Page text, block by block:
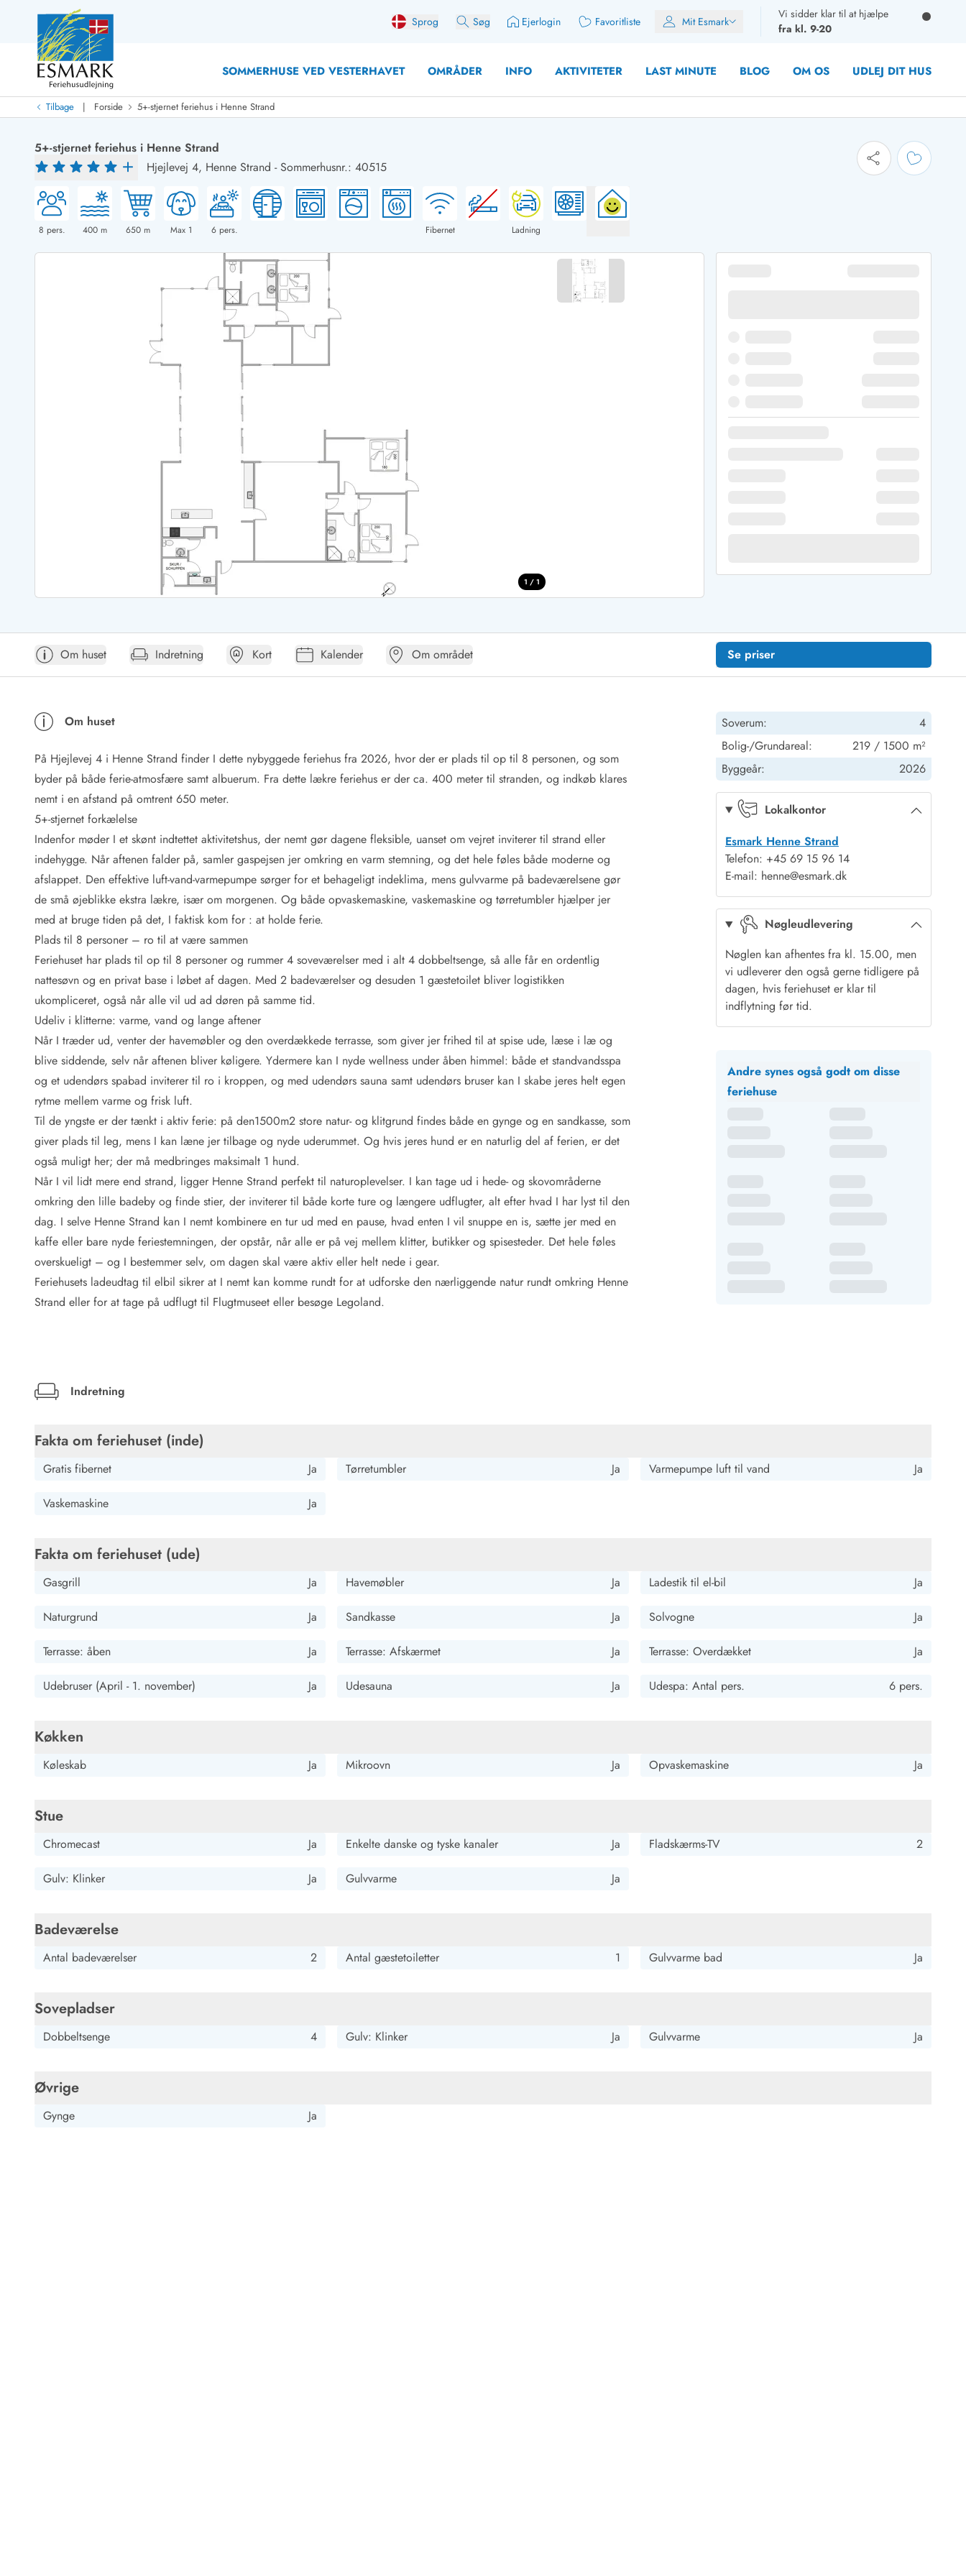
Sprog Søg Ejerlogin Favoritliste Mit Esmark
Vi sidder klar til at hjælpe
fra kl. 9-20
SOMMERHUSE VED VESTERHAVET OMRÅDER INFO AKTIVITETER LAST MINUTE BLOG OM OS UDLEJ DIT HUS
Last Minute
Last minute
Nyheder
Nyheder hos Esmark Med swimmingpoolSommerhuse med hund
Nyrenoverede sommerhuse
Sommerhuse med slutrengøring inklusive
Sommerhuse tæt ved vandet
Sommerhuse med søndagsskift
Sommerhuse med plads til fangsten
Feriehuse med brændeovn
Luksussommerhuse
Sommerhuse med ydersæsonrabat
Sommerhuse for 2 personer
Sommerhuse for 4 Personer
Sommerhuse for 8 Personer
Sommerhuse for 10 personer
Sommerhuse for 12 Personer
Sommerhuse for 14 Personer
Sommerhuse i påskeferien
Sommerhuse i sommerferien
Sommerhuse i efterårsferien
Sommerhuse i Blåvand Sommerhuse i Hvide Sande
Sommerhuse i Ho
Sommerhuse i Houstrup
Sommerhuse i Houvig
Sommerhus på Holmsland Klit
Sommerhuse på Holmsland
Sommerhuse i Hvide Sande
Sommerhuse i Jegum
Sommerhuse i Klegod
Esmark VIP partnerfordele
Sommerhus ABC
Forbrugsafregning (Strøm, vand...)
Lån og lej
Rengøring
Gavekort
Book tidligt
Lejebetingelser
Vejret i Danmark
Sæsontider
Baderegler
Naturbeskyttelse
Webcam
Fotokonkurrence
Fordele hos os
Esmark Rejsecurity
Esmark KidsVIP
Esmark VIP: Fordele og rabataftaler
Prisgaranti
Ingen depositum
Gæsteanmeldelser
Gratis WiFi i ferieområdet
We love people!
Fritidsaktiviteter
Esmark VIP partnerfordele
Esmark KidsVIP
LEGOLAND® rabat
Ferie med børn
Ferie med hund
Ferie ved stranden
Naturoplevelser
Rav - find det selv langs Vesterhavet
Bowling
Minigolf i Vestjylland
Golfferie i sommerhus
Fitness og træning
Cykelferie
Sejlads langs Vestkysten
Historiske museer
Kunsthåndværk og gallerier
Sandskulpturfestival
Vikingetiden i Danmark
Kontakt Bjerregård Kontakt Fanø Kontakt Blåvand Kontakt Hvide SandeBaglandet
Bæredygtighed
Nyhedsbrev
Lejebetingelser
Job hos Esmark
Tilbage | Forside 5+-stjernet feriehus i Henne Strand
5+-stjernet feriehus i Henne Strand
Hjejlevej 4, Henne Strand -Sommerhusnr.: 40515
8 pers. 400 m 650 m Max 1 6pers. Fibernet Ladning
1 / 1
Om huset Indretning Kort Kalender Om området Se priser
Om huset
På Hjejlevej 4 i Henne Strand finder I dette nybyggede feriehus fra 2026, hvor der er plads til op til 8 personen, og som
byder på både ferie-atmosfære samt albuerum. Fra dette lækre feriehus er der ca. 400 meter til stranden, og indkøb klares
nemt i en afstand på omtrent 650 meter.
5+-stjernet forkælelse
Indenfor møder I et skønt indtettet aktivitetshus, der nemt gør dagene fleksible, uanset om vejret inviterer til strand eller
indehygge. Når aftenen falder på, samler gaspejsen jer omkring en varm stemning, og det hele føles både moderne og
afslappet. Den effektive luft-vand-varmepumpe sørger for et behageligt indeklima, mens gulvvarme på badeværelsene gør
de små øjeblikke ekstra lækre, især om morgenen. Og både opvaskemaskine, vaskemaskine og tørretumbler hjælper jer
med at bruge tiden på det, I faktisk kom for : at holde ferie.
Plads til 8 personer – ro til at være sammen
Feriehuset har plads til op til 8 personer og rummer 4 soveværelser med i alt 4 dobbeltsenge, så alle får en ordentlig
nattesøvn og en privat base i løbet af dagen. Med 2 badeværelser og desuden 1 gæstetoilet bliver logistikken
ukompliceret, også når alle vil ud ad døren på samme tid.
Udeliv i klitterne: varme, vand og lange aftener
Når I træder ud, venter der havemøbler og den overdækkede terrasse, som giver jer frihed til at spise ude, læse i læ og
blive siddende, selv når aftenen bliver køligere. Ydermere kan I nyde wellness under åben himmel: både et standvandsspa
og et udendørs spabad inviterer til ro i kroppen, og med udendørs sauna samt udendørs bruser kan I skabe jeres helt egen
rytme mellem varme og frisk luft.
Til de yngste er der tænkt i aktiv ferie: på den1500m2 store natur- og klitgrund findes både en gynge og en sandkasse, som
giver plads til leg, mens I kan læne jer tilbage og nyde uderummet. Og hvis jeres hund er en naturlig del af ferien, er det
også muligt her; der må medbringes maksimalt 1 hund.
Når I vil lidt mere end strand, ligger Henne Strand perfekt til naturoplevelser. I kan tage ud i hede- og skovområderne
omkring den lille badeby og finde stier, der inviterer til både korte ture og længere udflugter, alt efter hvad I har lyst til den
dag. I selve Henne Strand kan I nemt kombinere en tur ud med en pause, hvad enten I vil snuppe en is, sætte jer med en
kaffe eller bare nyde feriestemningen, der opstår, når alle er på vej mellem klitter, butikker og spisesteder. Det hele føles
overskueligt – og I bestemmer selv, om dagen skal være aktiv eller helt nede i gear.
Feriehusets ladeudtag til elbil sikrer at I nemt kan komme rundt for at udforske den nærliggende natur rundt omkring Henne
Strand eller for at tage på udflugt til Flugtmuseet eller besøge Legoland.
Soverum:
4
Bolig-/Grundareal:
219 / 1500 m²
Byggeår:
2026
Lokalkontor
Esmark Henne Strand
Telefon: +45 69 15 96 14
E-mail: henne@esmark.dk
Nøgleudlevering
Nøglen kan afhentes fra kl. 15.00, men
vi udleverer den også gerne tidligere på
dagen, hvis feriehuset er klar til
indflytning før tid.
Andre synes også godt om disse
feriehuse
Indretning
Fakta om feriehuset (inde)
Gratis fibernet Ja Tørretumbler Ja Varmepumpe luft til vand Ja
Vaskemaskine Ja
Fakta om feriehuset (ude)
Gasgrill Ja Havemøbler Ja Ladestik til el-bil Ja
Naturgrund Ja Sandkasse Ja Solvogne Ja
Terrasse: åben Ja Terrasse: Afskærmet Ja Terrasse: Overdækket Ja
Udebruser (April - 1. november) Ja Udesauna Ja Udespa: Antal pers. 6 pers.
Køkken
Køleskab Ja Mikroovn Ja Opvaskemaskine Ja
Stue
Chromecast Ja Enkelte danske og tyske kanaler Ja Fladskærms-TV 2
Gulv: Klinker Ja Gulvvarme Ja
Badeværelse
Antal badeværelser 2 Antal gæstetoiletter 1 Gulvvarme bad Ja
Sovepladser
Dobbeltsenge 4 Gulv: Klinker Ja Gulvvarme Ja
Øvrige
Gynge Ja